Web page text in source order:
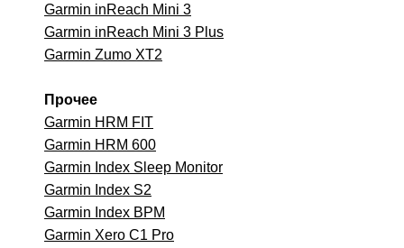
Garmin inReach Mini 3
Garmin inReach Mini 3 Plus
Garmin Zumo XT2
Прочее
Garmin HRM FIT
Garmin HRM 600
Garmin Index Sleep Monitor
Garmin Index S2
Garmin Index BPM
Garmin Xero C1 Pro